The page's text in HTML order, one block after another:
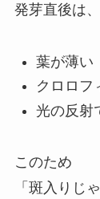
発芽直後は、
葉が薄い
クロロフ
光の反射
このため
「斑入りじ